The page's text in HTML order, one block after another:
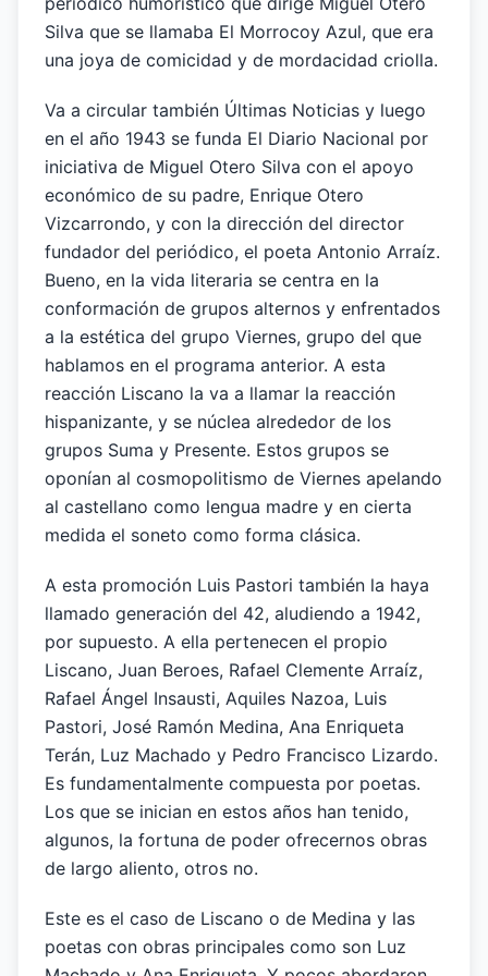
Silva que se llamaba El Morrocoy Azul, que era
una joya de comicidad y de mordacidad criolla.
Va a circular también Últimas Noticias y luego
en el año 1943 se funda El Diario Nacional por
iniciativa de Miguel Otero Silva con el apoyo
económico de su padre, Enrique Otero
Vizcarrondo, y con la dirección del director
fundador del periódico, el poeta Antonio Arraíz.
Bueno, en la vida literaria se centra en la
conformación de grupos alternos y enfrentados
a la estética del grupo Viernes, grupo del que
hablamos en el programa anterior. A esta
reacción Liscano la va a llamar la reacción
hispanizante, y se núclea alrededor de los
grupos Suma y Presente. Estos grupos se
oponían al cosmopolitismo de Viernes apelando
al castellano como lengua madre y en cierta
medida el soneto como forma clásica.
A esta promoción Luis Pastori también la haya
llamado generación del 42, aludiendo a 1942,
por supuesto. A ella pertenecen el propio
Liscano, Juan Beroes, Rafael Clemente Arraíz,
Rafael Ángel Insausti, Aquiles Nazoa, Luis
Pastori, José Ramón Medina, Ana Enriqueta
Terán, Luz Machado y Pedro Francisco Lizardo.
Es fundamentalmente compuesta por poetas.
Los que se inician en estos años han tenido,
algunos, la fortuna de poder ofrecernos obras
de largo aliento, otros no.
Este es el caso de Liscano o de Medina y las
poetas con obras principales como son Luz